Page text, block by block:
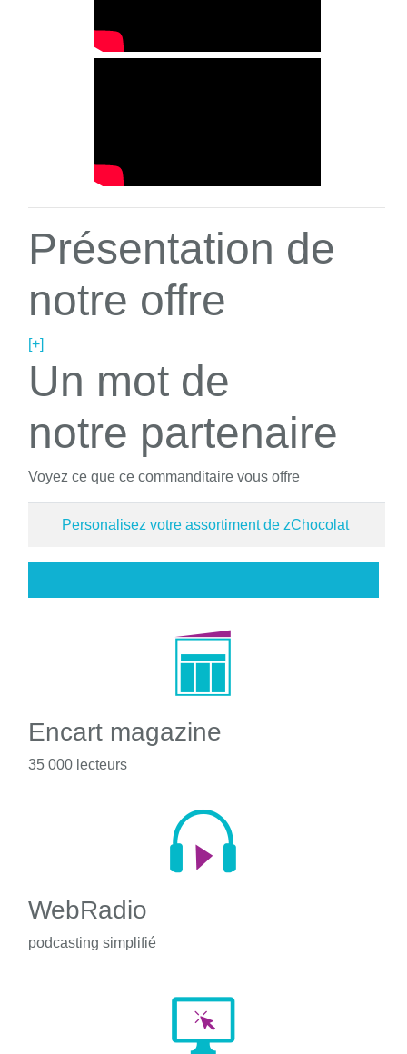
Présentation de
notre offre
[+]
Un mot de
notre partenaire
Voyez ce que ce commanditaire vous offre
Personalisez votre assortiment de zChocolat
Encart magazine
35 000 lecteurs
WebRadio
podcasting simplifié